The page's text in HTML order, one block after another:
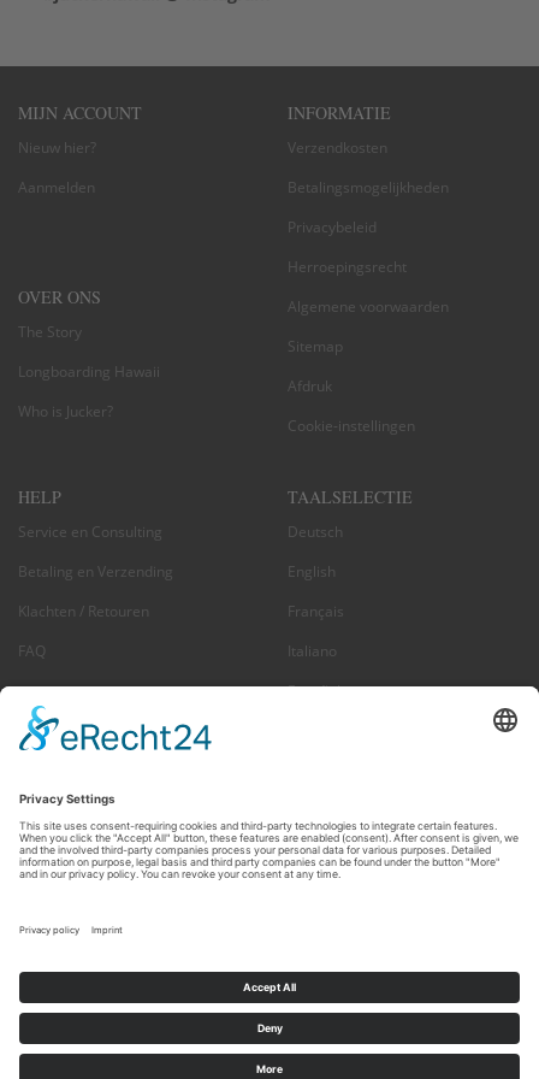
MIJN ACCOUNT
Nieuw hier?
Aanmelden
OVER ONS
The Story
Longboarding Hawaii
Who is Jucker?
INFORMATIE
Verzendkosten
Betalingsmogelijkheden
Privacybeleid
Herroepingsrecht
Algemene voorwaarden
Sitemap
Afdruk
Cookie-instellingen
HELP
Service en Consulting
Betaling en Verzending
Klachten / Retouren
FAQ
TAALSELECTIE
Deutsch
English
Français
Italiano
Español
NIEUWSBRIEF ABONNEREN
E-
MAILADRES
© Mike Jucker (Deutschland) GmbH · Königstrasse 19b · D-53773 Hennef ·
Fon: +49 (0) 2242 9140844 · Fax: +49 (0) 2242 9140847 · E-Mail: